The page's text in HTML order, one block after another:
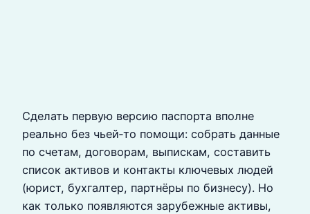
Сделать первую версию паспорта вполне
реально без чьей‑то помощи: собрать данные
по счетам, договорам, выпискам, составить
список активов и контакты ключевых людей
(юрист, бухгалтер, партнёры по бизнесу). Но
как только появляются зарубежные активы,